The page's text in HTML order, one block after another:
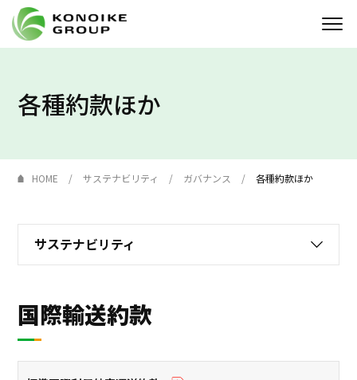
サステナビリティ
KONOIKEジャーナル
ストーリー
各種約款ほか
HOME サステナビリティ ガバナンス 各種約款ほか
サステナビリティ
国際輸送約款